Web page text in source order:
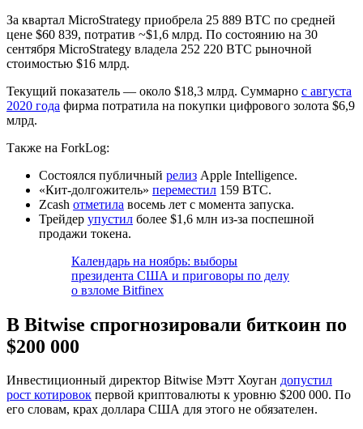
За квартал MicroStrategy приобрела 25 889 BTC по средней
цене $60 839, потратив ~$1,6 млрд. По состоянию на 30
сентября MicroStrategy владела 252 220 BTC рыночной
стоимостью $16 млрд.
Текущий показатель — около $18,3 млрд. Суммарно с августа
2020 года фирма потратила на покупки цифрового золота $6,9
млрд.
Также на ForkLog:
Состоялся публичный релиз Apple Intelligence.
«Кит-долгожитель» переместил 159 BTС.
Zcash отметила восемь лет с момента запуска.
Трейдер упустил более $1,6 млн из-за поспешной
продажи токена.
Календарь на ноябрь: выборы
президента США и приговоры по делу
о взломе Bitfinex
В Bitwise спрогнозировали биткоин по
$200 000
Инвестиционный директор Bitwise Мэтт Хоуган допустил
рост котировок первой криптовалюты к уровню $200 000. По
его словам, крах доллара США для этого не обязателен.